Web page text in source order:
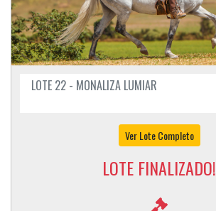
LOTE 22 - MONALIZA LUMIAR
Ver Lote Completo
LOTE FINALIZADO!